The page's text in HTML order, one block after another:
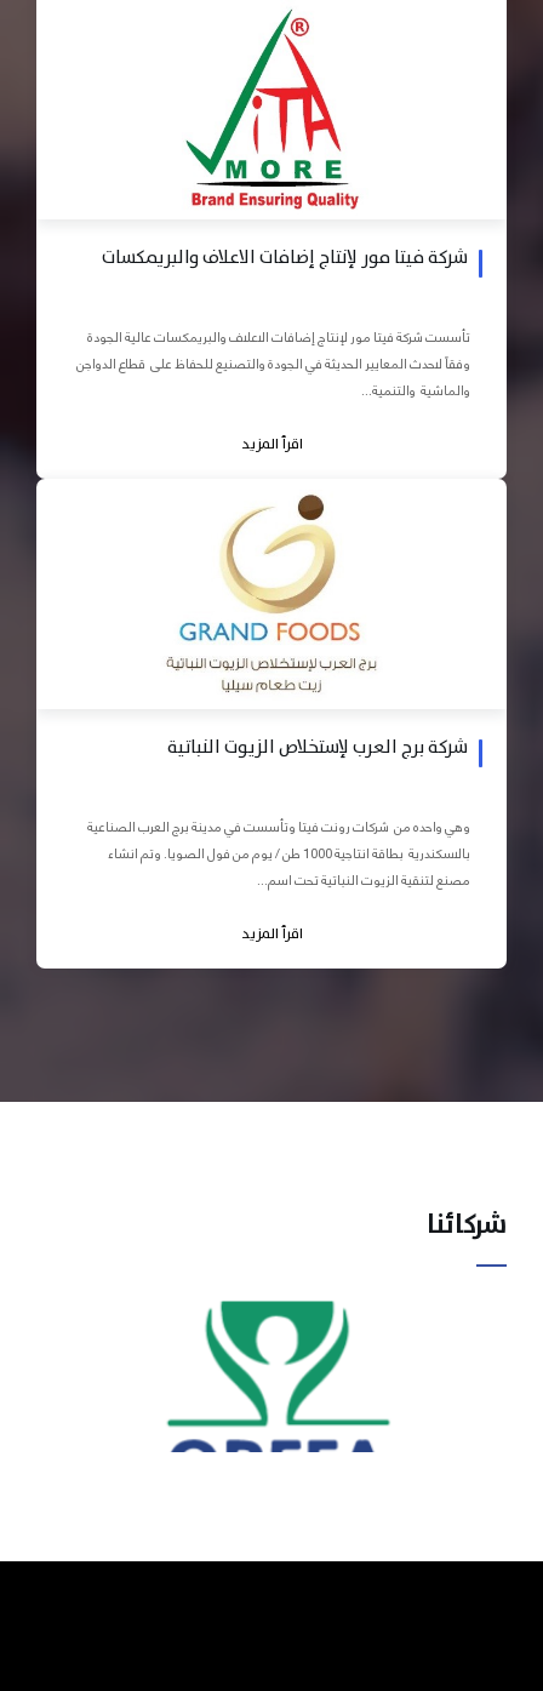
شركة فيتا مور لإنتاج إضافات الاعلاف والبريمكسات
تأسست شركة فيتا مور لإنتاج إضافات الاعلاف والبريمكسات عالية الجودة
وفقاً لاحدث المعايير الحديثة في الجودة والتصنيع للحفاظ على قطاع الدواجن
والماشية والتنمية...
اقرأ المزيد
شركة برج العرب لإستخلاص الزيوت النباتية
وهي واحده من شركات رونت فيتا وتأسست في مدينة برج العرب الصناعية
بالاسكندرية بطاقة انتاجية 1000 طن / يوم من فول الصويا. وتم انشاء
مصنع لتنقية الزيوت النباتية تحت اسم...
اقرأ المزيد
شركائنا